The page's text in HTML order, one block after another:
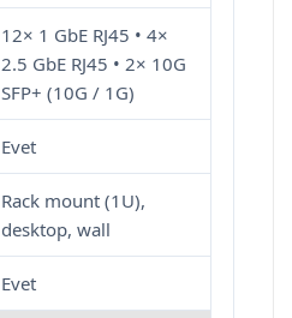
12× 1 GbE RJ45 • 4×
2.5 GbE RJ45 • 2× 10G
SFP+ (10G / 1G)
Evet
Rack mount (1U),
desktop, wall
Evet